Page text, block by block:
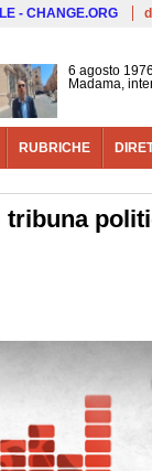
- CHANGE.ORG
6 agosto
Madama,
RUBRICHE